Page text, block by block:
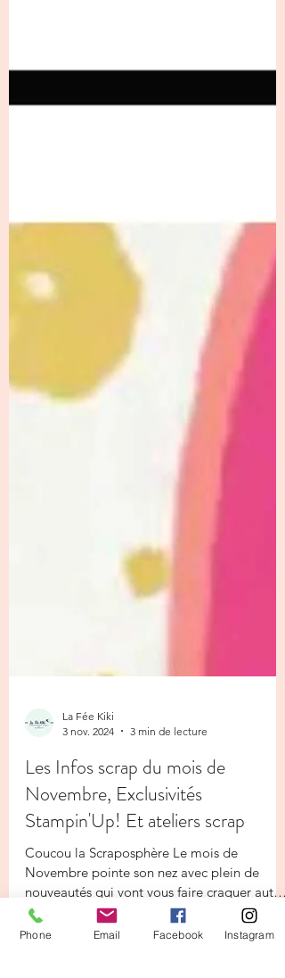
La Fée Kiki
3 nov. 2024
3 min de lecture
Les Infos scrap du mois de
Novembre, Exclusivités
Stampin'Up! Et ateliers scrap
Coucou la Scraposphère Le mois de
Novembre pointe son nez avec plein de
Phone Email Facebook Instagram